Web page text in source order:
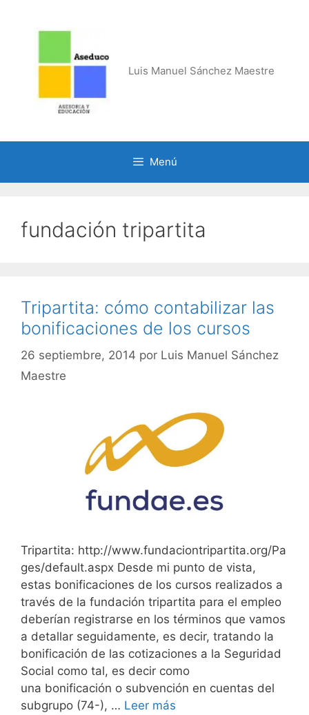
Luis Manuel Sánchez Maestre
Menú
fundación tripartita
Tripartita: cómo contabilizar las
bonificaciones de los cursos
26 septiembre, 2014 por Luis Manuel Sánchez
Maestre
Tripartita: http://www.fundaciontripartita.org/Pa
ges/default.aspx Desde mi punto de vista,
estas bonificaciones de los cursos realizados a
través de la fundación tripartita para el empleo
deberían registrarse en los términos que vamos
a detallar seguidamente, es decir, tratando la
bonificación de las cotizaciones a la Seguridad
Social como tal, es decir como
una bonificación o subvención en cuentas del
subgrupo (74-), … Leer más